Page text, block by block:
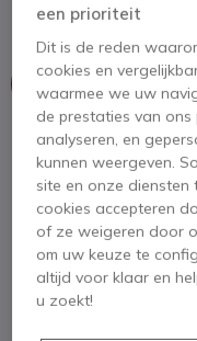
4 van 2
Dit product
Om u van dienst te zijn
een prioriteit
Dit is de reden
cookies en
waarmee we uw
de prestaties van ons
analyseren, en
kunnen weergeven.
site en onze diensten
cookies accepteren
of ze weigeren door
om uw keuze te
altijd voor klaar en
u zoekt!